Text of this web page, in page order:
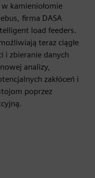
kamieniołomie
firma DASA
load feeders.
teraz ciągłe
i zbieranie danych
analizy,
zakłóceń i
poprzez